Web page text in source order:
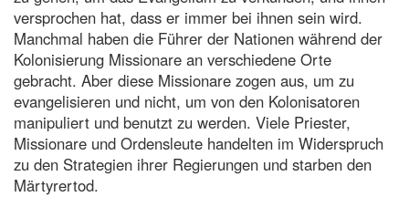
versprochen hat, dass er immer bei ihnen sein wird.
Manchmal haben die Führer der Nationen während der
Kolonisierung Missionare an verschiedene Orte
gebracht. Aber diese Missionare zogen aus, um zu
evangelisieren und nicht, um von den Kolonisatoren
manipuliert und benutzt zu werden. Viele Priester,
Missionare und Ordensleute handelten im Widerspruch
zu den Strategien ihrer Regierungen und starben den
Märtyrertod.